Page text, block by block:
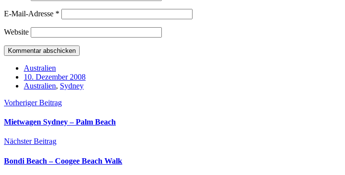
E-Mail-Adresse *
Website
Australien
10. Dezember 2008
Australien, Sydney
Vorheriger Beitrag
Mietwagen Sydney – Palm Beach
Nächster Beitrag
Bondi Beach – Coogee Beach Walk